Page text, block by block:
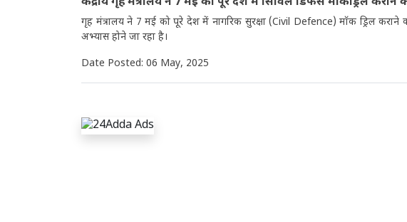
गृह मंत्रालय ने 7 मई को पूरे देश में नागरिक सुरक्षा (Civil Defence) मॉक ड्रिल
अभ्यास होने जा रहा है।
Date Posted: 06 May, 2025